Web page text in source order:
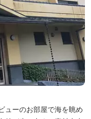
ューのお部屋で海を眺め